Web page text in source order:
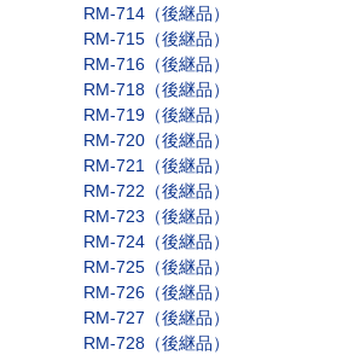
RM-714（後継品）
RM-715（後継品）
RM-716（後継品）
RM-718（後継品）
RM-719（後継品）
RM-720（後継品）
RM-721（後継品）
RM-722（後継品）
RM-723（後継品）
RM-724（後継品）
RM-725（後継品）
RM-726（後継品）
RM-727（後継品）
RM-728（後継品）